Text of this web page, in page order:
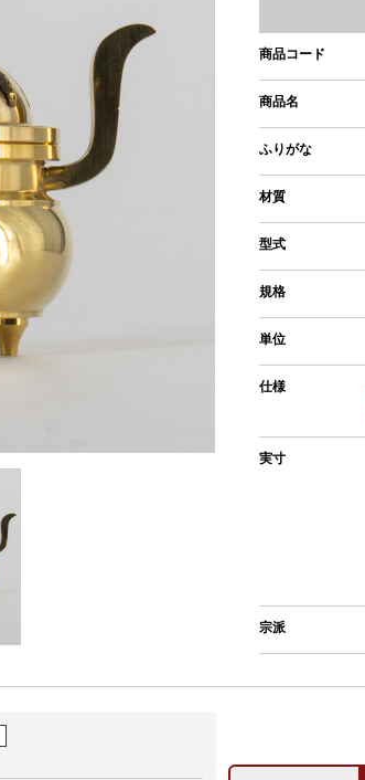
商品コード
商品名
ふりがな
材質
型式
規格
単位
仕様
実寸
宗派